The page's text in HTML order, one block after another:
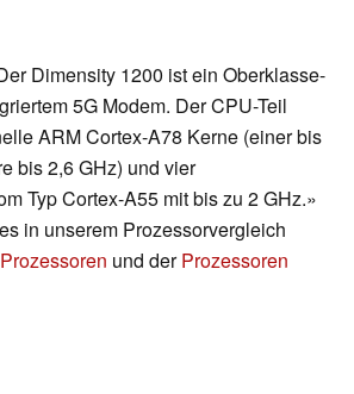
Dimensity 1200 ist ein Oberklasse-
5G Modem. Der CPU-Teil
ARM Cortex-A78 Kerne (einer bis
bis 2,6 GHz) und vier
Typ Cortex-A55 mit bis zu 2 GHz.»
in unserem Prozessorvergleich
und derProzessoren